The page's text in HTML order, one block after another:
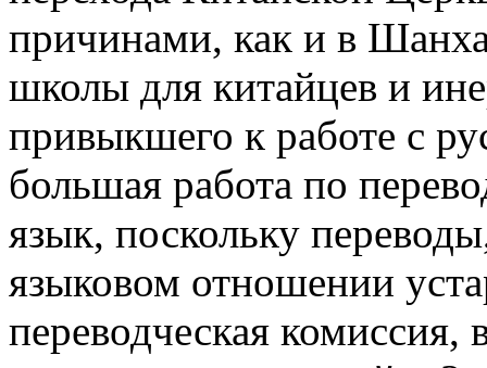
причинами, как и в
школы для китайцев и
привыкшего к работе с
большая работа по
язык, поскольку
языковом отношении
переводческая комиссия,